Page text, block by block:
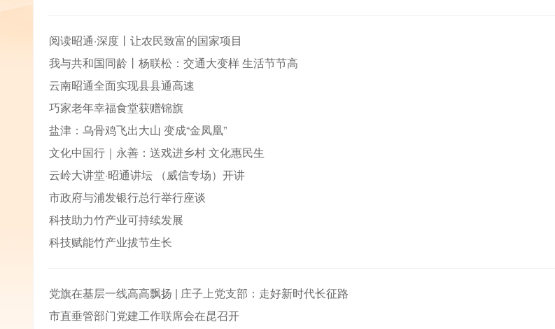
阅读昭通·深度丨让农民致富的国家项目
我与共和国同龄丨杨联松：交通大变样 生活节节高
云南昭通全面实现县县通高速
巧家老年幸福食堂获赠锦旗
盐津：乌骨鸡飞出大山 变成“金凤凰”
文化中国行｜永善：送戏进乡村 文化惠民生
云岭大讲堂·昭通讲坛 （威信专场）开讲
市政府与浦发银行总行举行座谈
科技助力竹产业可持续发展
科技赋能竹产业拔节生长
党旗在基层一线高高飘扬 | 庄子上党支部：走好新时代长征路
市直垂管部门党建工作联席会在昆召开